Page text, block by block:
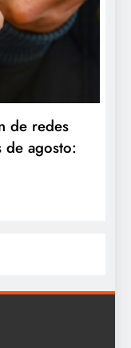
de redes
de agosto: